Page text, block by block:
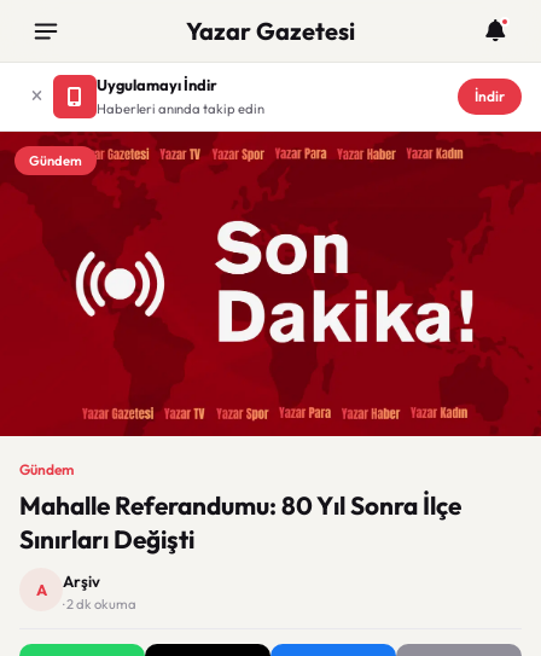
Yazar Gazetesi
Uygulamayı İndir
Haberleri anında takip edin
İndir
Gündem
Gündem
Mahalle Referandumu: 80 Yıl Sonra İlçe
Sınırları Değişti
A Arşiv
· 2 dk okuma